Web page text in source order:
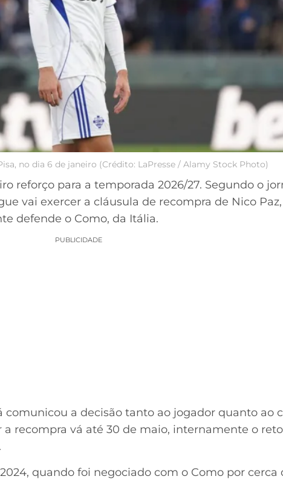
no dia 6 de janeiro (Crédito: LaPresse / Alamy Stock Photo)
reforço para a temporada 2026/27. Segundo o
vai exercer a cláusula de recompra de Nico
defende o Como, da Itália.
PUBLICIDADE
comunicou a decisão tanto ao jogador quanto ao
a recompra vá até 30 de maio, internamente o
quando foi negociado com o Como por cerca